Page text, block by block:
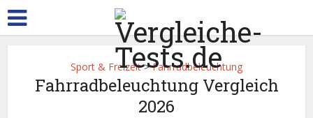
Sport & Freizeit>Fahrradbeleuchtung
Fahrradbeleuchtung Vergleich
2026